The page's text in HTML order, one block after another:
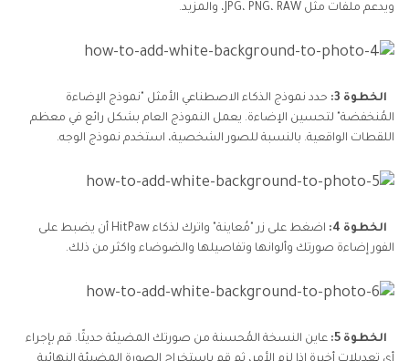
ويدعم ملفات مثل JPG، PNG، RAW، والمزيد.
الخطوة 3:
حدد نموذج الذكاء الاصطناعي الأمثل "نموذج الإضاءة
المُنخفضة" لتحسين الإضاءة. يعمل النموذج العام بشكل رائع في معظم
اللقطات الواقعية. بالنسبة للصور الشخصية، استخدم نموذج الوجه.
الخطوة 4:
اضغط على زر "مُعاينة" واترك لذكاء HitPaw أن يضبط على
الفور إضاءة صورتك وألوانها وتفاصيلها والضوضاء واكثر من ذلك.
الخطوة 5:
عاين النسخة المُحسنة من صورتك المضيئة حديثًا. قم بإجراء